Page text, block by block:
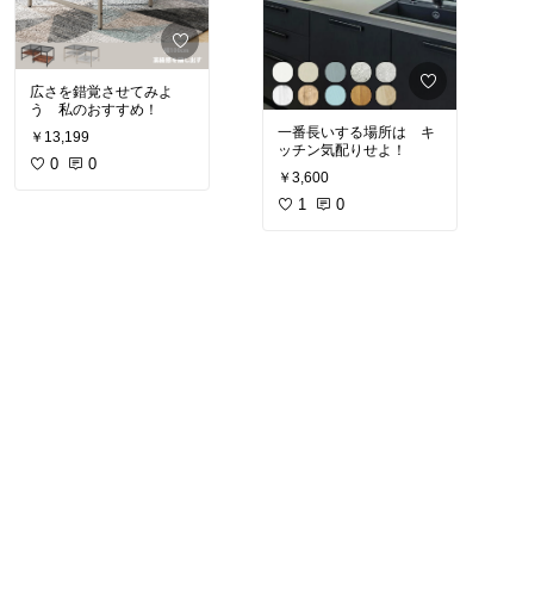
広さを錯覚させてみよ
う 私のおすすめ！
￥13,199
0 0
一番長いする場所は キ
ッチン気配りせよ！
￥3,600
1 0